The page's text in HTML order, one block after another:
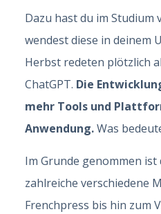
Dazu hast du im
wendest diese in deinem
Herbst redeten plötzlich
ChatGPT. Die
mehr Tools und
Anwendung.Was
Im Grunde genommen ist
zahlreiche verschiedene
Frenchpress bis hin zum